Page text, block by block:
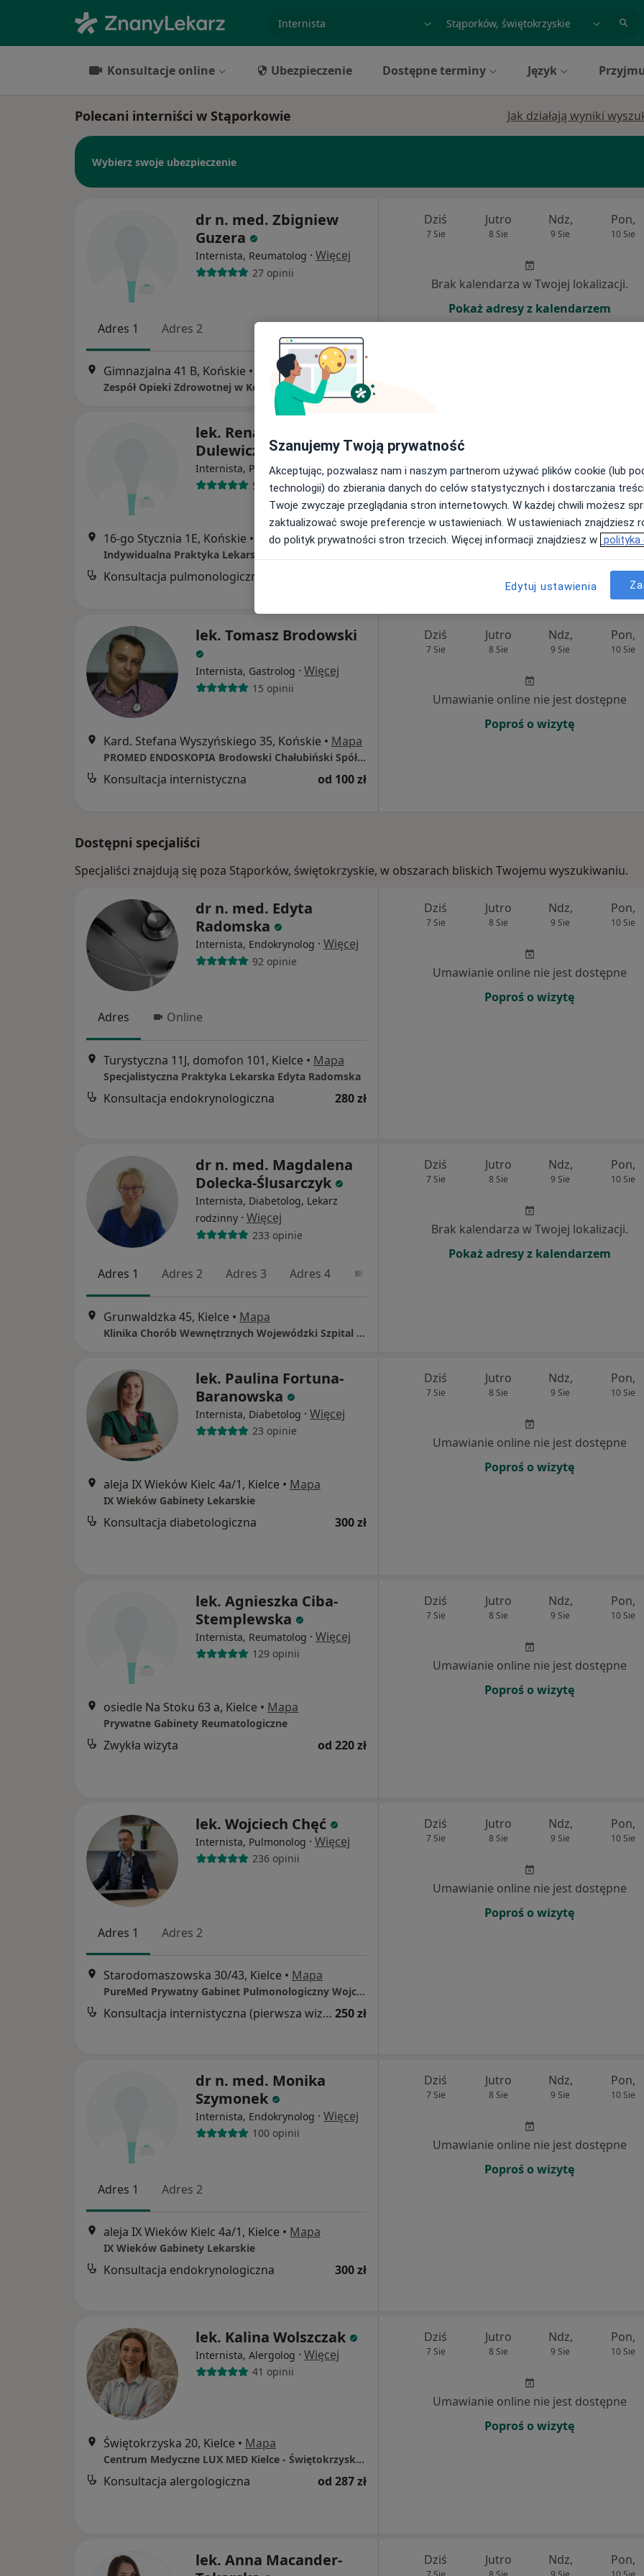
miasto lub dzielnica
Konsultacje online Ubezpieczenie Dostępne terminy Język
Polecani interniści w Stąporkowie Jak działają wyniki
Wybierz swoje ubezpieczenie
dr n. med. Zbigniew
Guzera
Internista, Reumatolog · Więcej
27 opinii
Adres 1 Adres 2
Gimnazjalna 41 B, Końskie • Mapa
Zespół Opieki Zdrowotnej w Końskich
Dziś
7 Sie
Jutro
8 Sie
Ndz,
9 Sie
Pon,
10 Sie
Brak kalendarza w Twojej lokalizacji.
Pokaż adresy z kalendarzem
lek. Renata Pejas-
Dulewicz
Internista, Pulmonolog·Więcej
59 opinii
16-go Stycznia 1E, Końskie • Mapa
Konsultacja pulmonologiczna
7 Sie
Umawianie online nie jest dostępne
Poproś o wizytę
lek. Tomasz Brodowski
Internista, Gastrolog · Więcej
15 opinii
Kard. Stefana Wyszyńskiego 35, Końskie • Mapa
PROMED ENDOSKOPIA Brodowski Chałubiński Spółka Partnerska Lekarzy
Konsultacja internistyczna od 100 zł
Dziś
7 Sie
Jutro
8 Sie
Ndz,
9 Sie
Pon,
10 Sie
Umawianie online nie jest dostępne
Poproś o wizytę
Dostępni specjaliści
Specjaliści znajdują się poza Stąporków, świętokrzyskie, w obszarach bliskich Twojemu wyszukiwaniu.
dr n. med. Edyta
Radomska
Internista, Endokrynolog · Więcej
92 opinie
Adres Online
Turystyczna 11J, domofon 101, Kielce • Mapa
Specjalistyczna Praktyka Lekarska Edyta Radomska
Konsultacja endokrynologiczna 280 zł
Dziś
7 Sie
Jutro
8 Sie
Ndz,
9 Sie
Pon,
10 Sie
Umawianie online nie jest dostępne
Poproś o wizytę
dr n. med. Magdalena
Dolecka-Ślusarczyk
Internista, Diabetolog, Lekarz
rodzinny · Więcej
233 opinie
Adres 1 Adres 2 Adres 3 Adres 4
Grunwaldzka 45, Kielce • Mapa
Klinika Chorób Wewnętrznych Wojewódzki Szpital Zespolony w Kielcach
Dziś
7 Sie
Jutro
8 Sie
Ndz,
9 Sie
Pon,
10 Sie
Brak kalendarza w Twojej lokalizacji.
Pokaż adresy z kalendarzem
lek. Paulina Fortuna-
Baranowska
Internista, Diabetolog · Więcej
23 opinie
aleja IX Wieków Kielc 4a/1, Kielce • Mapa
IX Wieków Gabinety Lekarskie
Konsultacja diabetologiczna 300 zł
Dziś
7 Sie
Jutro
8 Sie
Ndz,
9 Sie
Pon,
10 Sie
Umawianie online nie jest dostępne
Poproś o wizytę
lek. Agnieszka Ciba-
Stemplewska
Internista, Reumatolog · Więcej
129 opinii
osiedle Na Stoku 63 a, Kielce • Mapa
Prywatne Gabinety Reumatologiczne
Zwykła wizyta od 220 zł
Dziś
7 Sie
Jutro
8 Sie
Ndz,
9 Sie
Pon,
10 Sie
Umawianie online nie jest dostępne
Poproś o wizytę
lek. Wojciech Chęć
Internista, Pulmonolog · Więcej
236 opinii
Adres 1 Adres 2
Starodomaszowska 30/43, Kielce • Mapa
PureMed Prywatny Gabinet Pulmonologiczny Wojciech Chęć
Konsultacja internistyczna (pierwsza wizyta) 250 zł
Dziś
7 Sie
Jutro
8 Sie
Ndz,
9 Sie
Pon,
10 Sie
Umawianie online nie jest dostępne
Poproś o wizytę
dr n. med. Monika
Szymonek
Internista, Endokrynolog · Więcej
100 opinii
Adres 1 Adres 2
aleja IX Wieków Kielc 4a/1, Kielce • Mapa
IX Wieków Gabinety Lekarskie
Konsultacja endokrynologiczna 300 zł
Dziś
7 Sie
Jutro
8 Sie
Ndz,
9 Sie
Pon,
10 Sie
Umawianie online nie jest dostępne
Poproś o wizytę
lek. Kalina Wolszczak
Internista, Alergolog · Więcej
41 opinii
Świętokrzyska 20, Kielce • Mapa
Centrum Medyczne LUX MED Kielce - Świętokrzyska 20
Konsultacja alergologiczna od 287 zł
Dziś
7 Sie
Jutro
8 Sie
Ndz,
9 Sie
Pon,
10 Sie
Umawianie online nie jest dostępne
Poproś o wizytę
lek. Anna Macander-
Dziś Jutro Ndz, Pon,
Szanujemy Twoją prywatność
Akceptując, pozwalasz nam i naszym partnerom używać plików cookie (lub
technologii) do zbierania danych do celów statystycznych i dostarczania
Twoje zwyczaje przeglądania stron internetowych. W każdej chwili możesz
zaktualizować swoje preferencje w ustawieniach. W ustawieniach znajdziesz
do polityk prywatności stron trzecich. Więcej informacji znajdziesz w polityka
Edytuj ustawienia